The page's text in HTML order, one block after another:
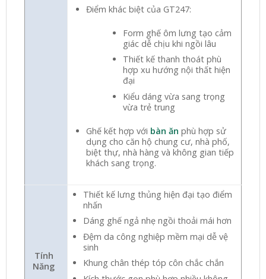
Điểm khác biệt của GT247:
Form ghế ôm lưng tạo cảm
giác dễ chịu khi ngồi lâu
Thiết kế thanh thoát phù
hợp xu hướng nội thất hiện
đại
Kiểu dáng vừa sang trọng
vừa trẻ trung
Ghế kết hợp với bàn ăn phù hợp sử
dụng cho căn hộ chung cư, nhà phố,
biệt thự, nhà hàng và không gian tiếp
khách sang trọng.
Tính
Năng
Thiết kế lưng thủng hiện đại tạo điểm
nhấn
Dáng ghế ngả nhẹ ngồi thoải mái hơn
Đệm da công nghiệp mềm mại dễ vệ
sinh
Khung chân thép tóp côn chắc chắn